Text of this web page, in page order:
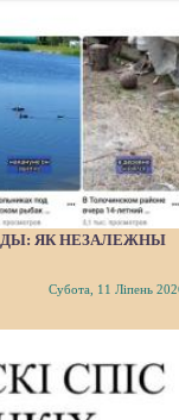
ЯК НЕЗАЛЕЖНЫ
Субота, 11 Ліпень